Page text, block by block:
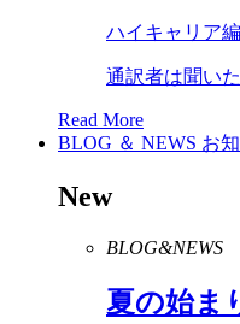
ハイキャリア
通訳者は聞い
Read More
BLOG ＆ NEWS お
New
BLOG&NEWS
夏の始ま